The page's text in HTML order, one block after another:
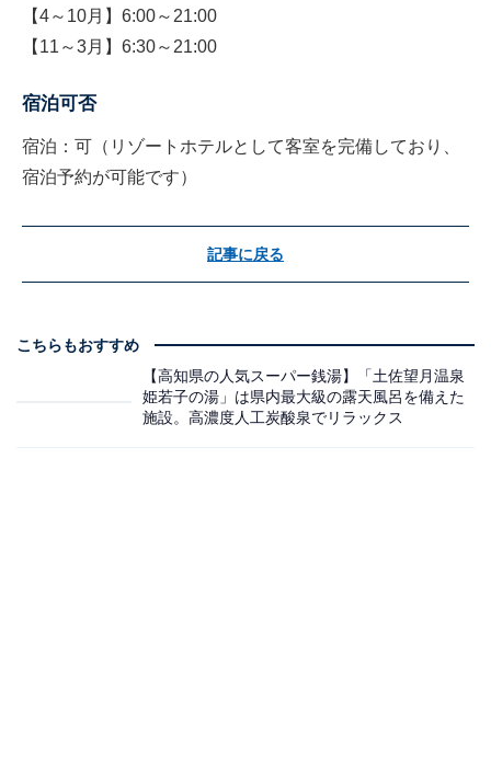
【4～10月】6:00～21:00
【11～3月】6:30～21:00
宿泊可否
宿泊：可（リゾートホテルとして客室を完備しており、
宿泊予約が可能です）
記事に戻る
こちらもおすすめ
【高知県の人気スーパー銭湯】「土佐望月温泉
姫若子の湯」は県内最大級の露天風呂を備えた
施設。高濃度人工炭酸泉でリラックス